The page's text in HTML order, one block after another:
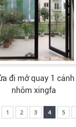
đi mở quay 1 cánh
nhôm xingfa
1 2 3 4 5